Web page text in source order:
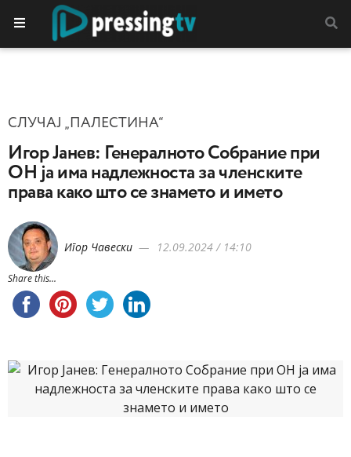
СЛУЧАЈ „ПАЛЕСТИНА“
Игор Јанев: Генералното Собрание при
ОН ја има надлежноста за членските
права како што се знамето и името
Игор Чавески 12.09.2024 / 14:10
Share this...